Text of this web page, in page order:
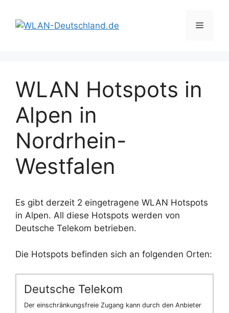
Inhalt
springen
Menü
WLAN Hotspots in
Alpen in
Nordrhein-
Westfalen
Es gibt derzeit 2 eingetragene WLAN Hotspots
in Alpen. All diese Hotspots werden von
Deutsche Telekom betrieben.
Die Hotspots befinden sich an folgenden Orten:
Deutsche Telekom
Der einschränkungsfreie Zugang kann durch den Anbieter